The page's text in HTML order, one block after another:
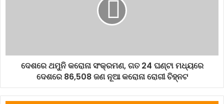
ଦେଶରେ ଥମୁନି କରୋନା ସଂକ୍ରମଣ, ଗତ 24 ଘଣ୍ଟା ମଧ୍ୟରେ
ଦେଶରେ 86,508 ଜଣ ନୂଆ କରୋନା ରୋଗୀ ଚିହ୍ନଟ